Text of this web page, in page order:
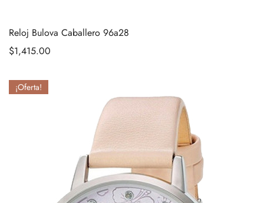
Reloj Bulova Caballero 96a28
$1,415.00
¡Oferta!